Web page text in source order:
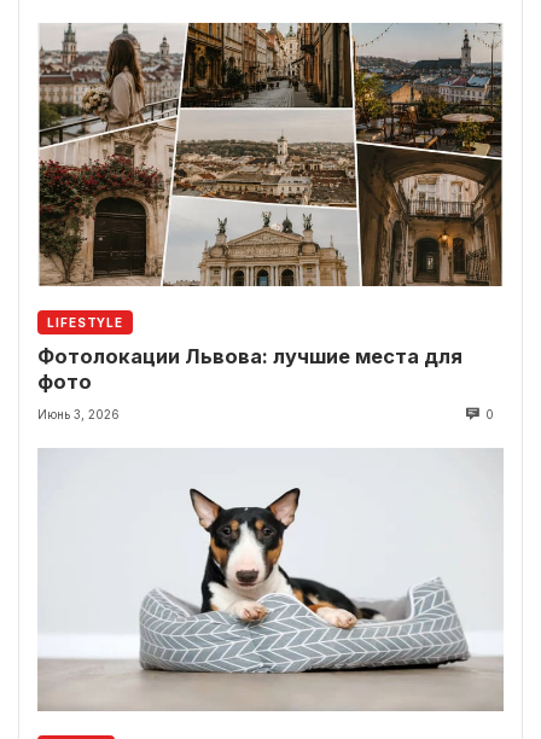
LIFESTYLE
Фотолокации Львова: лучшие места для
фото
Июнь 3, 2026 0